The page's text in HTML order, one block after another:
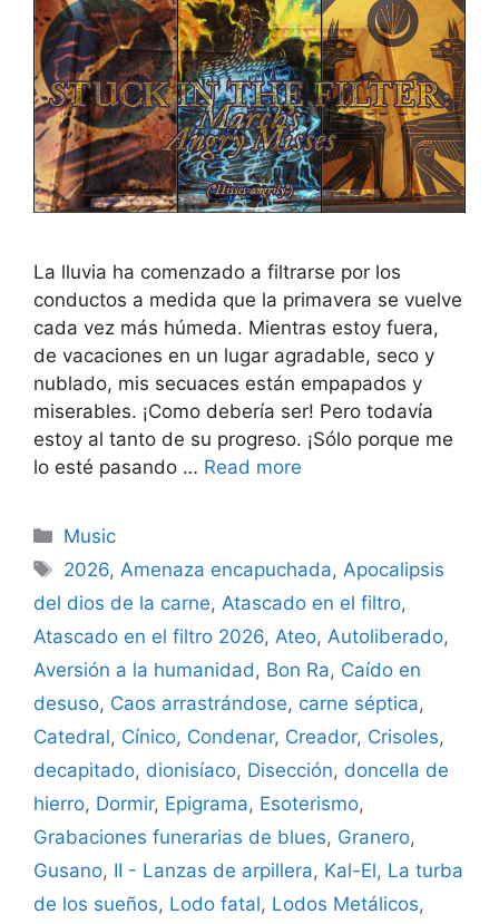
La lluvia ha comenzado a filtrarse por los
conductos a medida que la primavera se vuelve
cada vez más húmeda. Mientras estoy fuera,
de vacaciones en un lugar agradable, seco y
nublado, mis secuaces están empapados y
miserables. ¡Como debería ser! Pero todavía
estoy al tanto de su progreso. ¡Sólo porque me
lo esté pasando … Read more
Categories
Music
Tags
2026, Amenaza encapuchada, Apocalipsis
del dios de la carne, Atascado en el filtro,
Atascado en el filtro 2026, Ateo, Autoliberado,
Aversión a la humanidad , Bon Ra, Caído en
desuso, Caos arrastrándose, carne séptica,
Catedral, Cínico, Condenar, Creador, Crisoles,
decapitado, dionisíaco, Disección, doncella de
hierro, Dormir, Epigrama, Esoterismo,
Grabaciones funerarias de blues, Granero,
Gusano, II - Lanzas de arpillera, Kal-El, La turba
de los sueños, Lodo fatal, Lodos Metálicos,